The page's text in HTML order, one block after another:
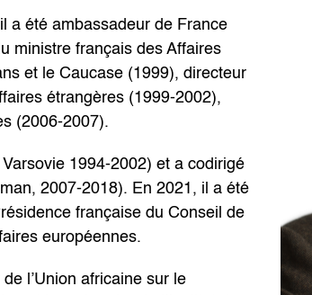
a été ambassadeur de France
ministre français des Affaires
et le Caucase (1999), directeur
étrangères (1999-2002),
(2006-2007).
1994-2002) et a codirigé
2007-2018). En 2021, il a été
française du Conseil de
européennes.
l’Union africaine sur le